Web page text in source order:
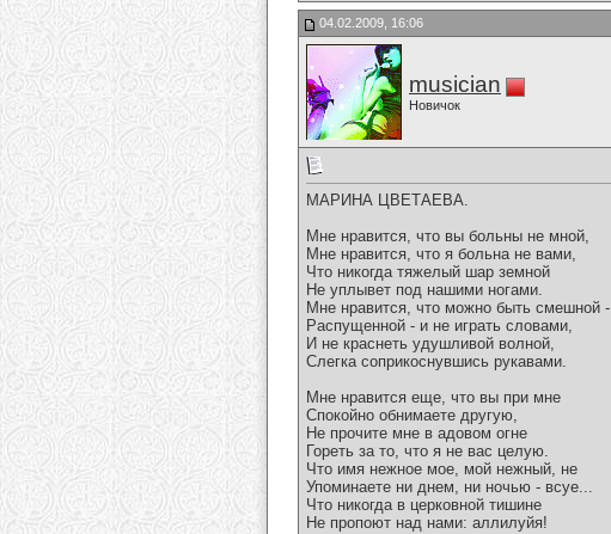
04.02.2009, 16:06
musician
Новичок
МАРИНА ЦВЕТАЕВА.
Мне нравится, что вы больны не мной,
Мне нравится, что я больна не вами,
Что никогда тяжелый шар земной
Не уплывет под нашими ногами.
Мне нравится, что можно быть смешной -
Распущенной - и не играть словами,
И не краснеть удушливой волной,
Слегка соприкоснувшись рукавами.
Мне нравится еще, что вы при мне
Спокойно обнимаете другую,
Не прочите мне в адовом огне
Гореть за то, что я не вас целую.
Что имя нежное мое, мой нежный, не
Упоминаете ни днем, ни ночью - всуе...
Что никогда в церковной тишине
Не пропоют над нами: аллилуйя!